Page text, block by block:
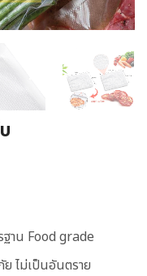
ฐาน Food grade
ย ไม่เป็นอันตราย